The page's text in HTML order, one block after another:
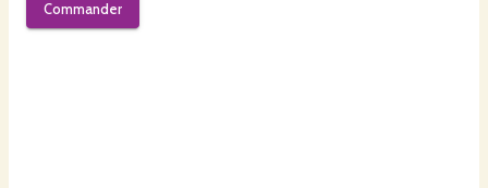
Commander